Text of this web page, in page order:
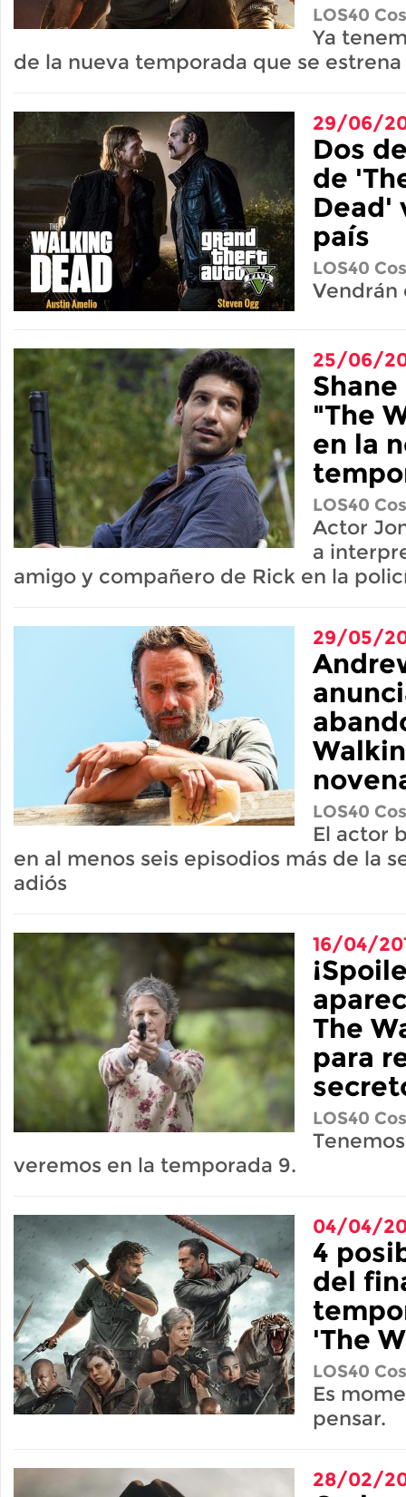
LOS40
Ya
de la nueva temporada que se
29/06/
Dos
de
Dead'
país
LOS40
Vendrán
25/06/
"The
en la
LOS40
Actor
a
amigo y compañero de Rick en la
29/05/
LOS40
El actor
en al menos seis episodios más de la
adiós
16/04/
The
para
LOS40
veremos en la temporada 9.
04/04/
4
del
'The
LOS40
Es
pensar.
28/02/